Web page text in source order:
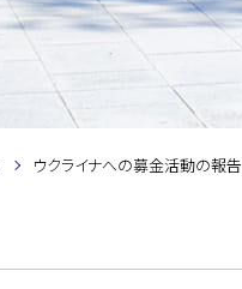
ウクライナへの募金活動の報告